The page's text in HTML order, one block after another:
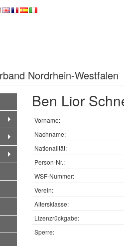
Nordrhein-Westfalen
Ben Lior
Vorname:
Nachname:
Nationalität:
Person-Nr.:
WSF-Nummer:
Verein:
Altersklasse:
Lizenzrückgabe:
Sperre: